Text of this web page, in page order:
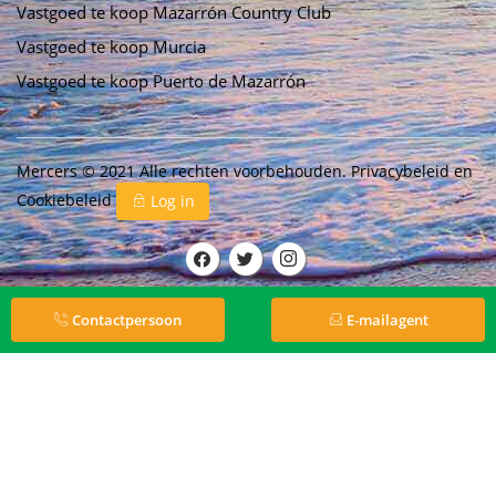
Vastgoed te koop Mazarrón Country Club
Vastgoed te koop Murcia
Vastgoed te koop Puerto de Mazarrón
Mercers © 2021 Alle rechten voorbehouden.Privacybeleiden
Cookiebeleid
Log in
Contactpersoon E-mailagent